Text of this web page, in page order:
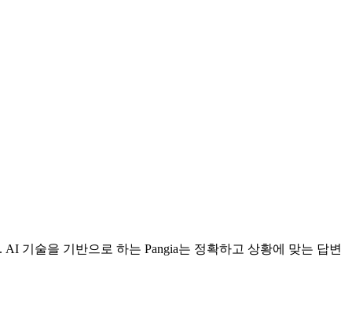
기술을 기반으로 하는 Pangia는 정확하고 상황에 맞는 답변